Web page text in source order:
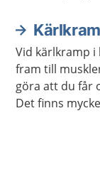
Vid kärlkramp
fram till
göra att du får
Det finns